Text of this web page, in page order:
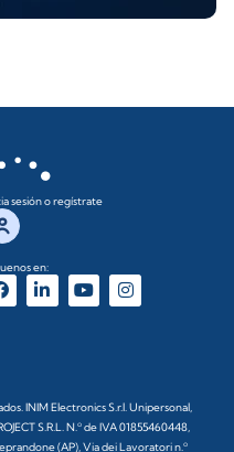
sesión o regístrate
en:
INIM Electronics S.r.l. Unipersonal,
S.R.L. N.º de IVA 01855460448,
(AP), Via dei Lavoratori n.º